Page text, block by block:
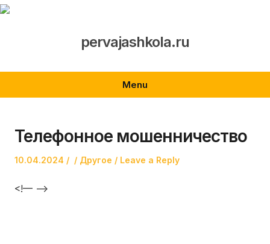
Skip
pervajashkola.ru
Menu
Телефонное мошенничество
Posted
10.04.2024 Author
Posted
Другое Leave a Reply
<!— —>